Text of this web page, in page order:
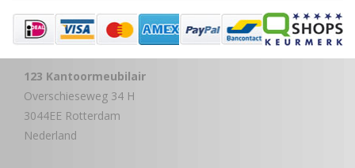
123 Kantoormeubilair
Overschieseweg 34 H
3044EE Rotterdam
Nederland